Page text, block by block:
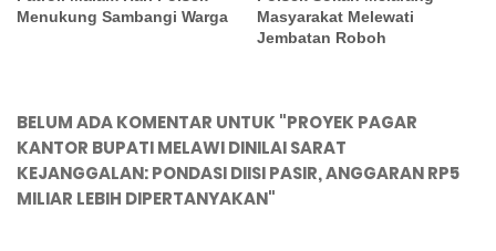
Menukung Sambangi Warga
Masyarakat Melewati
Jembatan Roboh
BELUM ADA KOMENTAR UNTUK "PROYEK PAGAR
KANTOR BUPATI MELAWI DINILAI SARAT
KEJANGGALAN: PONDASI DIISI PASIR, ANGGARAN RP5
MILIAR LEBIH DIPERTANYAKAN"